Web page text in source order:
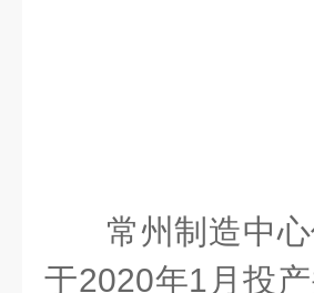
常州制造中
于2020年1 月投